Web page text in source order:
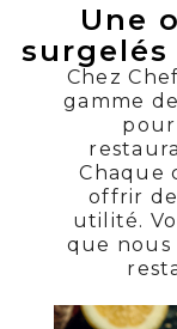
Une
surgelés
Chez
gamme
pour
Chaque
offrir
utilité.
que nous